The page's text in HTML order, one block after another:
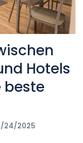
Hotels
beste
24/2025